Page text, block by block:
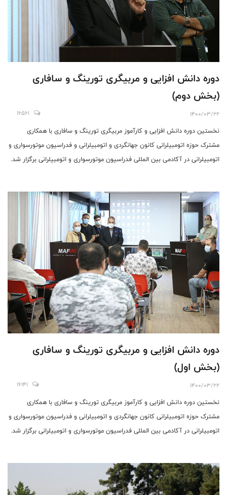
دوره دانش افزایی و مربیگری تورینگ و سافاری
(بخش دوم)
1400/03/22
16561
نخستین دوره دانش افزایی و کارآموز مربیگری تورینگ و سافاری با همکاری
مشترک حوزه اتومبیلرانی کانون جهانگردی و اتومبیلرانی و فدراسیون موتورسواری و
اتومبیلرانی در آکادمی بین المللی فدراسیون موتورسواری و اتومبیلرانی برگزار شد.
دوره دانش افزایی و مربیگری تورینگ و سافاری
(بخش اول)
1400/03/22
16141
نخستین دوره دانش افزایی و کارآموز مربیگری تورینگ و سافاری با همکاری
مشترک حوزه اتومبیلرانی کانون جهانگردی و اتومبیلرانی و فدراسیون موتورسواری و
اتومبیلرانی در آکادمی بین المللی فدراسیون موتورسواری و اتومبیلرانی برگزار شد.